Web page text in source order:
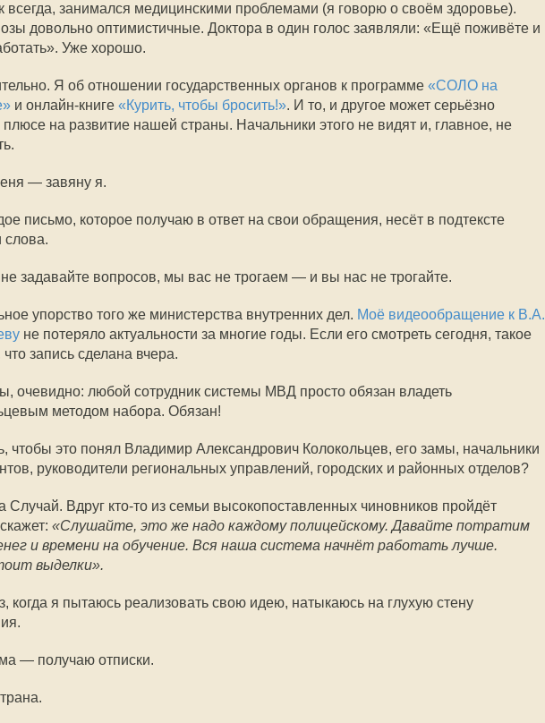
всегда, занимался медицинскими проблемами (я говорю о своём здоровье).
довольно оптимистичные. Доктора в один голос заявляли: «Ещё поживёте и
Уже хорошо.
Я об отношении государственных органов к программе «СОЛО на
и онлайн-книге «Курить, чтобы бросить!». И то, и другое может серьёзно
плюсе на развитие нашей страны. Начальники этого не видят и, главное, не
— завяну я.
письмо, которое получаю в ответ на свои обращения, несёт в подтексте
слова.
не задавайте вопросов, мы вас не трогаем — и вы нас не трогайте.
упорство того же министерства внутренних дел. Моё видеообращение к В.А.
не потеряло актуальности за многие годы. Если его смотреть сегодня, такое
запись сделана вчера.
очевидно: любой сотрудник системы МВД просто обязан владеть
методом набора. Обязан!
чтобы это понял Владимир Александрович Колокольцев, его замы, начальники
руководители региональных управлений, городских и районных отделов?
Случай. Вдруг кто-то из семьи высокопоставленных чиновников пройдёт
«Слушайте, это же надо каждому полицейскому. Давайте потратим
и времени на обучение. Вся наша система начнёт работать лучше.
выделки».
когда я пытаюсь реализовать свою идею, натыкаюсь на глухую стену
— получаю отписки.